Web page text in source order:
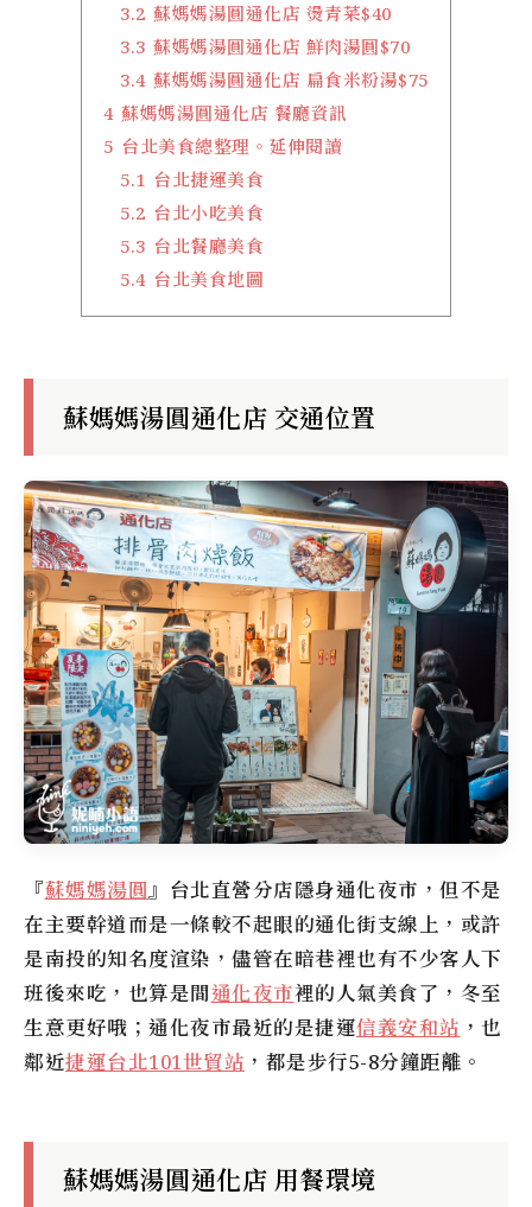
3.2 蘇媽媽湯圓通化店 燙青菜$40
3.3 蘇媽媽湯圓通化店 鮮肉湯圓$70
3.4 蘇媽媽湯圓通化店 扁食米粉湯$75
4 蘇媽媽湯圓通化店 餐廳資訊
5 台北美食總整理。延伸閱讀
5.1 台北捷運美食
5.2 台北小吃美食
5.3 台北餐廳美食
5.4 台北美食地圖
蘇媽媽湯圓通化店 交通位置
『蘇媽媽湯圓』台北直營分店隱身通化夜市，但不是
在主要幹道而是一條較不起眼的通化街支線上，或許
是南投的知名度渲染，儘管在暗巷裡也有不少客人下
班後來吃，也算是間通化夜市裡的人氣美食了，冬至
生意更好哦；通化夜市最近的是捷運信義安和站 ，也
鄰近捷運台北101世貿站 ，都是步行5-8分鐘距離。
蘇媽媽湯圓通化店 用餐環境